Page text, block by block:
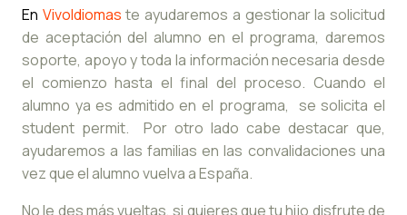
En VivoIdiomas te ayudaremos a gestionar la solicitud
de aceptación del alumno en el programa, daremos
soporte, apoyo y toda la información necesaria desde
el comienzo hasta el final del proceso. Cuando el
alumno ya es admitido en el programa, se solicita el
student permit. Por otro lado cabe destacar que,
ayudaremos a las familias en las convalidaciones una
vez que el alumno vuelva a España.
No le des más vueltas, si quieres que tu hijo disfrute de